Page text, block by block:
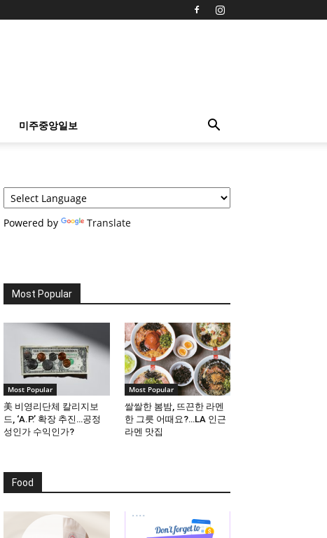
미주중앙일보
Powered by Translate
Most Popular
Most Popular
美 비영리단체 칼리지보
드, ‘A.P.’ 확장 추진…공정
성인가 수익인가?
Most Popular
쌀쌀한 봄밤, 뜨끈한 라멘
한 그릇 어때요?…LA 인근
라멘 맛집
Food